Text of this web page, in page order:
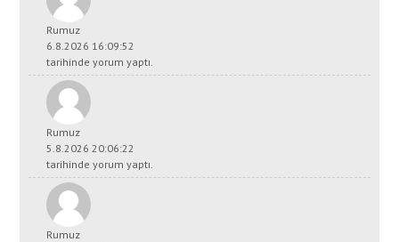
Rumuz
6.8.2026 16:09:52
tarihinde yorum yaptı.
Rumuz
5.8.2026 20:06:22
tarihinde yorum yaptı.
Rumuz